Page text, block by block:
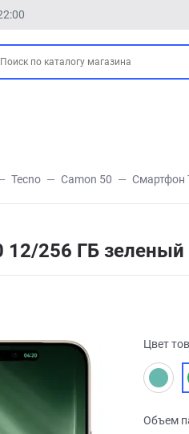
Tecno Camon 50 Смартфон
12/256 ГБ зеленый
Цвет
Объем